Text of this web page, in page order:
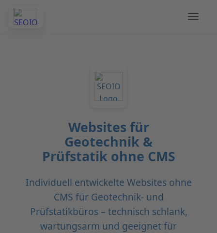
Websites für
Geotechnik &
Prüfstatik ohne CMS
Individuell entwickelte Websites ohne
CMS für Geotechnik- und
Prüfstatikbüros – technisch schlank,
wartungsarm und geeignet für